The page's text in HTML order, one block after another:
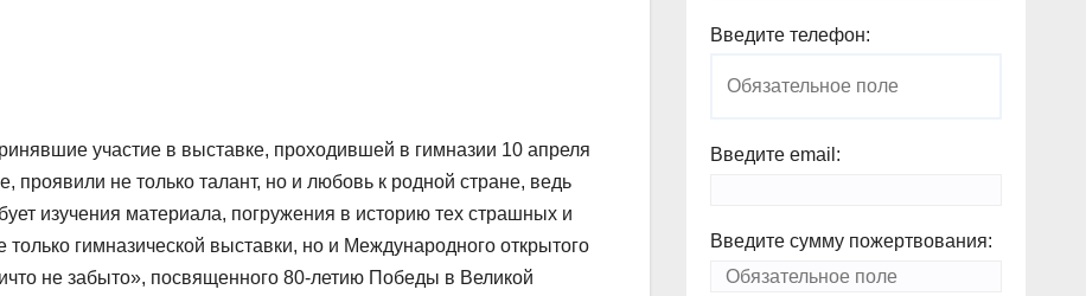
участие в выставке, проходившей в гимназии 10 апреля
проявили не только талант, но и любовь к родной стране, ведь
изучения материала, погружения в историю тех страшных и
только гимназической выставки, но и Международного открытого
не забыто», посвященного 80-летию Победы в Великой
Введите телефон:
Введите email:
Введите сумму пожертвования: